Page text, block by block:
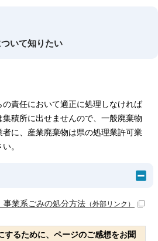
いて知りたい
責任において適正に処理しなければ
積所に出せませんので、一般廃棄物
に、産業廃棄物は県の処理業許可業
。
業系ごみの処分方法 （外部リンク）
するために、ページのご感想をお聞